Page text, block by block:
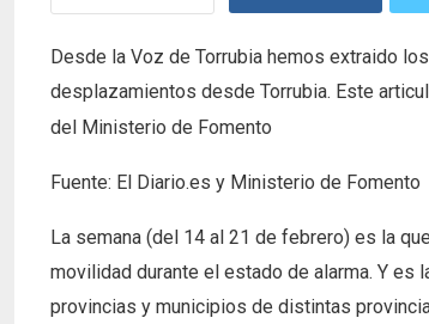
Desde la Voz de Torrubia hemos extraido
desplazamientos desde Torrubia. Este
del Ministerio de Fomento
Fuente: El Diario.es y Ministerio de Fomento
La semana (del 14 al 21 de febrero) es la
movilidad durante el estado de alarma. Y es
provincias y municipios de distintas